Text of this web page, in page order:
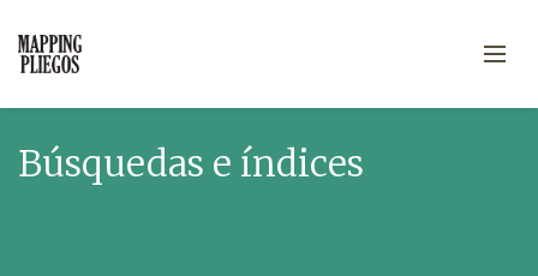
Búsquedas e índices